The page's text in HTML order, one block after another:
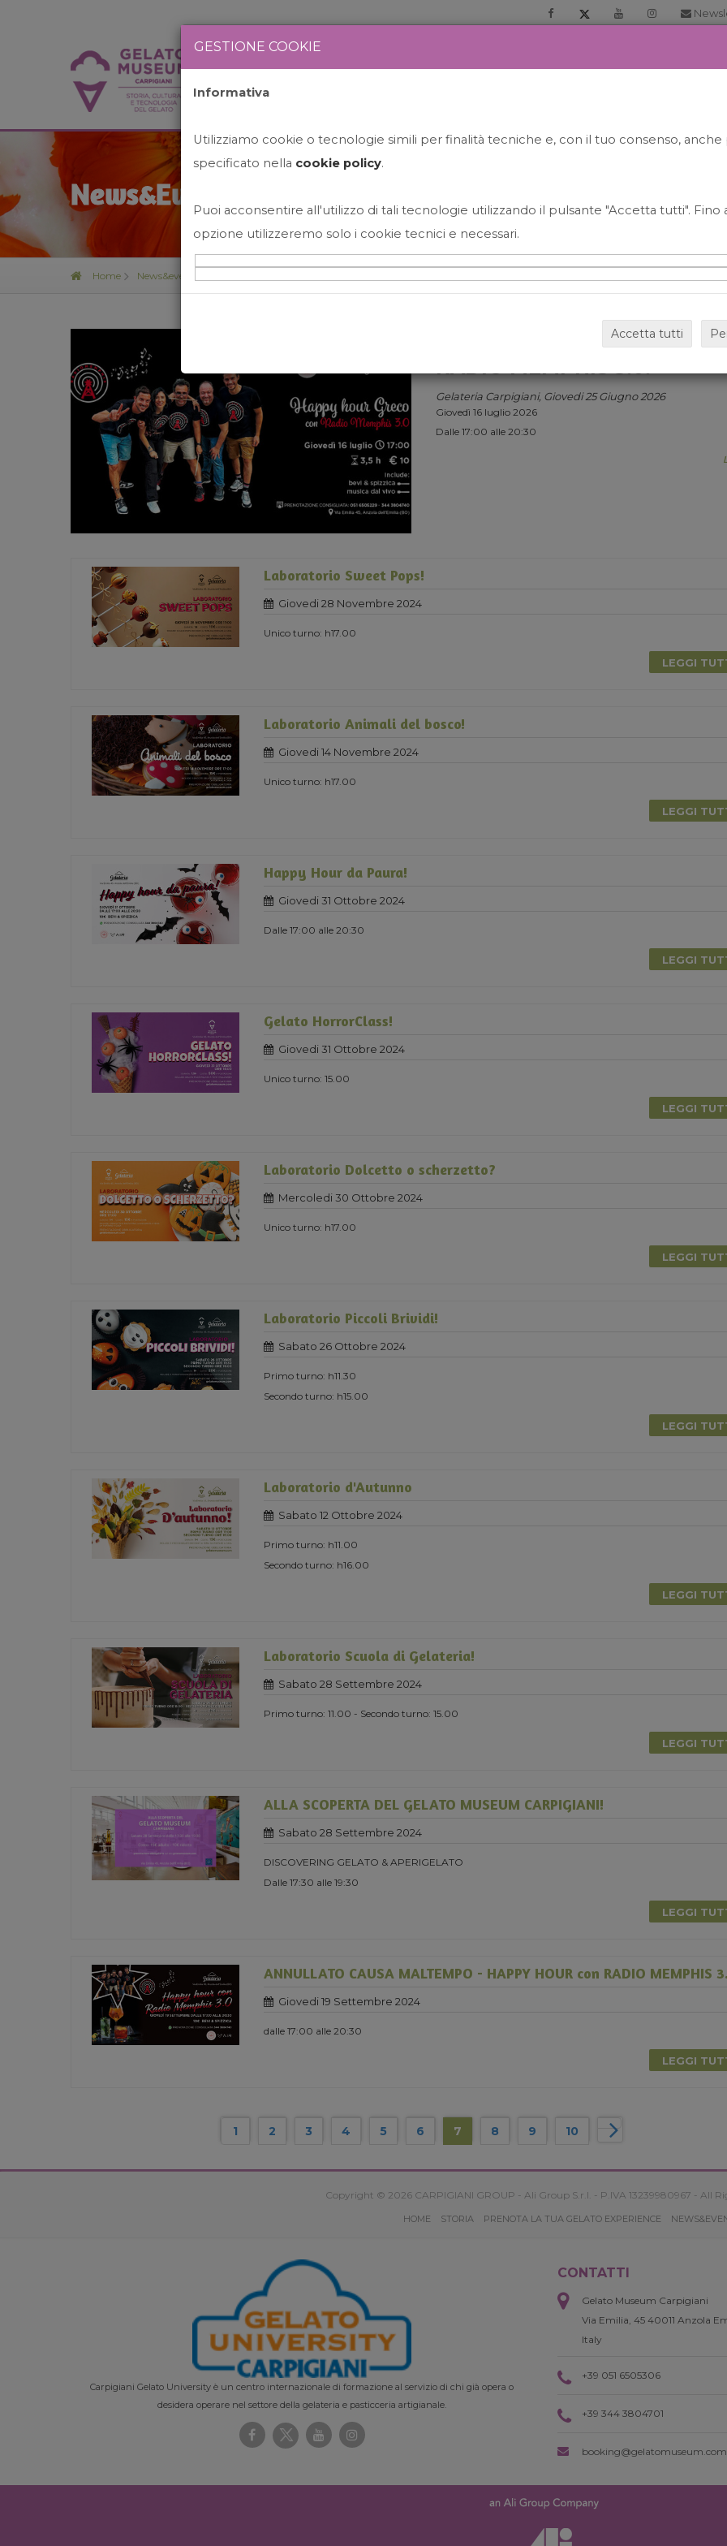
News&Events
Home News&events
HAPPY HOUR GRECO CON
RADIO MEMPHIS 3.0.
Gelateria Carpigiani, Giovedi 25 Giugno 2026
Giovedì 16 luglio 2026
Dalle 17:00 alle 20:30
Laboratorio Sweet Pops!
Giovedi 28 Novembre 2024
Unico turno: h17.00
LEGGI
Laboratorio Animali del bosco!
Giovedi 14 Novembre 2024
Unico turno: h17.00
LEGGI
Happy Hour da Paura!
Giovedi 31 Ottobre 2024
Dalle 17:00 alle 20:30
LEGGI
Gelato HorrorClass!
Giovedi 31 Ottobre 2024
Unico turno: 15.00
LEGGI
Laboratorio Dolcetto o scherzetto?
Mercoledi 30 Ottobre 2024
Unico turno: h17.00
LEGGI
Laboratorio Piccoli Brividi!
Sabato 26 Ottobre 2024
Primo turno: h11.30
Secondo turno: h15.00
LEGGI
Laboratorio d'Autunno
Sabato 12 Ottobre 2024
Primo turno: h11.00
Secondo turno: h16.00
LEGGI
Laboratorio Scuola di Gelateria!
Sabato 28 Settembre 2024
Primo turno: 11.00 - Secondo turno: 15.00
LEGGI
ALLA SCOPERTA DEL GELATO MUSEUM CARPIGIANI!
Sabato 28 Settembre 2024
DISCOVERING GELATO & APERIGELATO
Dalle 17:30 alle 19:30
LEGGI
ANNULLATO CAUSA MALTEMPO - HAPPY HOUR con RADIO MEMPHIS
Giovedi 19 Settembre 2024
dalle 17:00 alle 20:30
LEGGI
1 2 3 4 5 6 7 8 9 10
Copyright © 2026 CARPIGIANI GROUP - Ali Group S.r.l. - P.IVA 13239980967 - All
HOME STORIA PRENOTA LA TUA GELATO EXPERIENCE
Carpigiani Gelato University è un centro internazionale di formazione al servizio di chi già opera o
desidera operare nel settore della gelateria e pasticceria artigianale.
CONTATTI
Gelato Museum Carpigiani
Via Emilia, 45 40011 Anzola
Italy
+39 051 6505306
+39 344 3804701
booking@gelatomuseum.com
GESTIONE COOKIE
Informativa
Utilizziamo cookie o tecnologie simili per finalità tecniche e, con il tuo consenso,
specificato nella cookie policy.
Puoi acconsentire all'utilizzo di tali tecnologie utilizzando il pulsante "Accetta tutti". Fino
opzione utilizzeremo solo i cookie tecnici e necessari.
Accetta tutti